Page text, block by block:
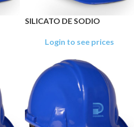
SILICATO DE SODIO
Login to see prices